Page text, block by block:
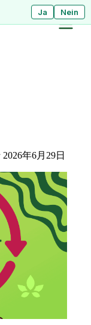
ใช่ ไม่ใช่
Ja Nein
年6月29日